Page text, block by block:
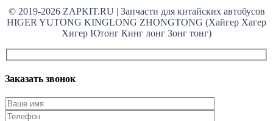
© 2019-2026 ZAPKIT.RU | Запчасти для китайских автобусов
HIGER YUTONG KINGLONG ZHONGTONG (Хайгер Хагер
Хигер Ютонг Кинг лонг Зонг тонг)
Заказать звонок